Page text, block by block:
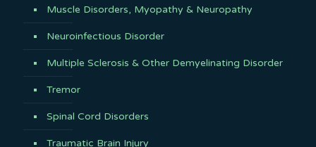
Muscle Disorders, Myopathy & Neuropathy
Neuroinfectious Disorder
Multiple Sclerosis & Other Demyelinating Disorder
Tremor
Spinal Cord Disorders
Traumatic Brain Injury